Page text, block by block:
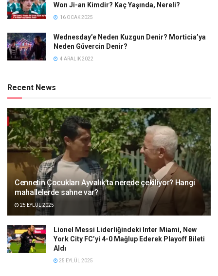
Won Ji-an Kimdir? Kaç Yaşında, Nereli?
16 OCAK 2025
Wednesday’e Neden Kuzgun Denir? Morticia’ya
Neden Güvercin Denir?
4 ARALIK 2022
Recent News
Cennetin Çocukları Ayvalık’ta nerede çekiliyor? Hangi
mahallelerde sahne var?
25 EYLÜL 2025
Lionel Messi Liderliğindeki Inter Miami, New
York City FC’yi 4-0 Mağlup Ederek Playoff Bileti
Aldı
25 EYLÜL 2025